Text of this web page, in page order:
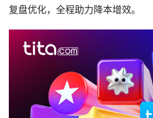
复盘优化，全程助力降本增效。